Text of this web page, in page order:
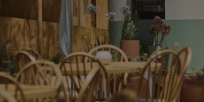
AGENDA
COLLECTIONS